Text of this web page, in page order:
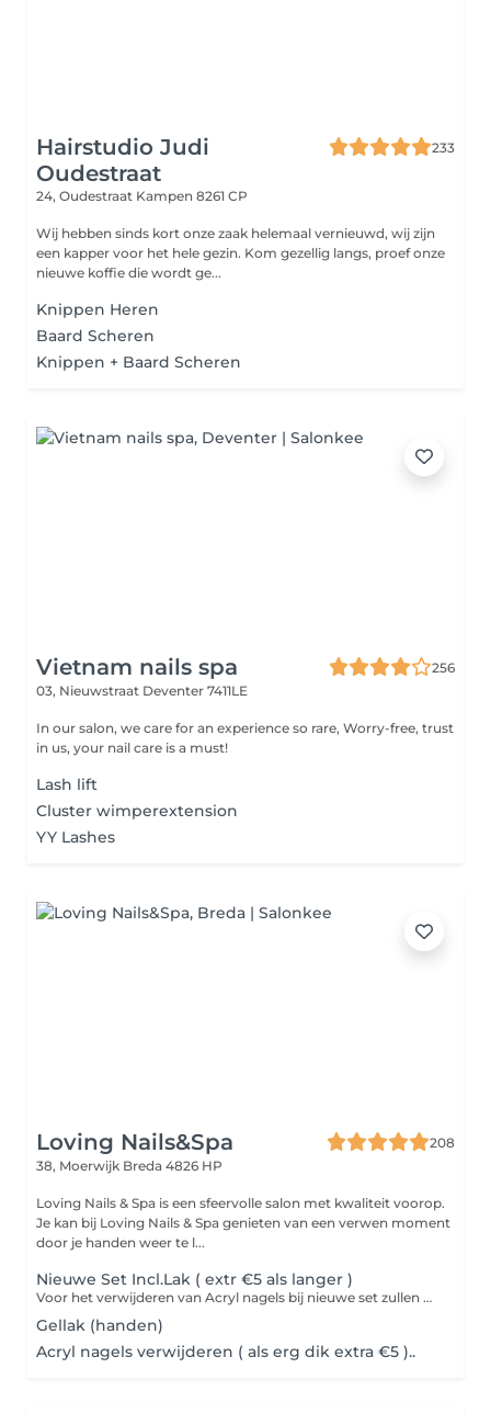
Hairstudio Judi
Oudestraat
233
24, Oudestraat Kampen 8261 CP
Wij hebben sinds kort onze zaak helemaal vernieuwd, wij zijn
een kapper voor het hele gezin. Kom gezellig langs, proef onze
nieuwe koffie die wordt ge...
Knippen Heren
Baard Scheren
Knippen + Baard Scheren
Vietnam nails spa
256
03, Nieuwstraat Deventer 7411LE
In our salon, we care for an experience so rare, Worry-free, trust
in us, your nail care is a must!
Lash lift
Cluster wimperextension
YY Lashes
Loving Nails&Spa
208
38, Moerwijk Breda 4826 HP
Loving Nails & Spa is een sfeervolle salon met kwaliteit voorop.
Je kan bij Loving Nails & Spa genieten van een verwen moment
door je handen weer te l...
Nieuwe Set Incl.Lak ( extr €5 als langer )
Voor het verwijderen van Acryl nagels bij nieuwe set zullen er extra kosten bij komen. van 5,- euro
Gellak (handen)
Acryl nagels verwijderen ( als erg dik extra €5 )..